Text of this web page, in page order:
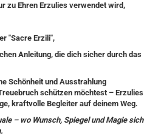
zu Ehren Erzulies verwendet wird,
"Sacre Erzili",
Anleitung, die dich sicher durch das
Schönheit und Ausstrahlung
schützen möchtest – Erzulies
kraftvolle Begleiter auf deinem Weg.
– wo Wunsch, Spiegel und Magie sich